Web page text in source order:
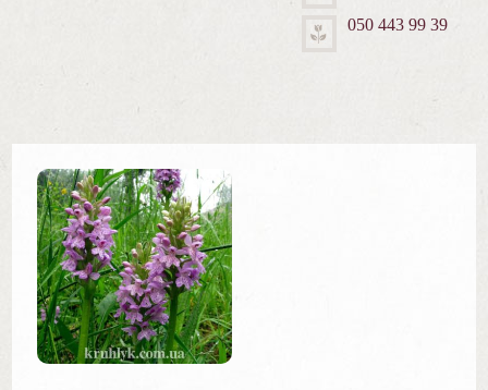
050 443 99 39